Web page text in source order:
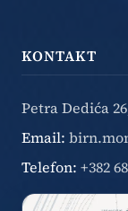
KONTAKT
Petra Dedića
Email:
Telefon: +382